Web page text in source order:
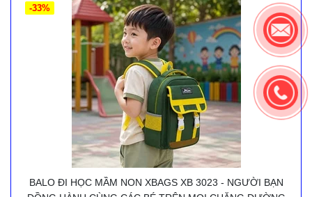
BALO ĐI HỌC MẦM NON XBAGS XB 3023 - NGƯỜI BẠN
-33%